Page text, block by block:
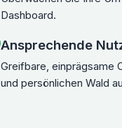
Dashboard.
Ansprechende
Greifbare, einprägsame
und persönlichen Wald